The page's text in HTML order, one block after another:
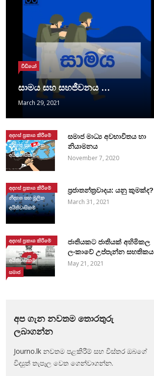
වීඩියෝ
සාමය සහ සහජීවනය …
March 29, 2021
අදහස් ප්‍රකාශ කිරීමේ
නිදහස සහ මූලික
අයිතිවාසිකම්
සමාජ මාධ්‍ය අවභාවිතය හා
නියාමනය
November 7, 2020
අදහස් ප්‍රකාශ කිරීමේ
නිදහස සහ මූලික
අයිතිවාසිකම්
ප්‍රජාතන්ත්‍රවාදය: යනු කුමක්ද?
March 31, 2021
අදහස් ප්‍රකාශ කිරීමේ
නිදහස සහ මූලික
අයිතිවාසිකම්
සමාජ
ජාතියකට ජාතියක් අහිමිකල
ලංකාවේ උප්පැන්න සහතිකය
May 21, 2021
අප ගැන නවතම තොරතුරු
ලබාගන්න
Journo.lk නවතම පළකිරීම් සහ විස්තර ඔබගේ
විද්‍යුත් තැපෑල වෙත ගෙන්වාගන්න.